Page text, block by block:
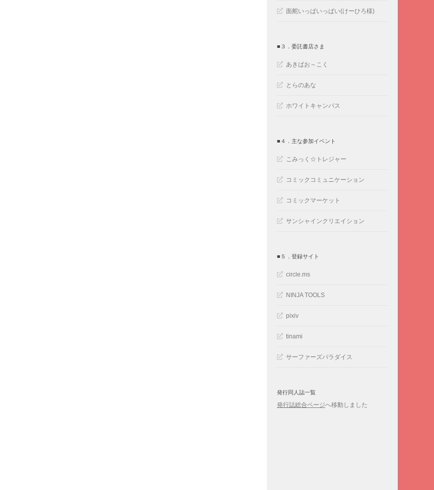
面舵いっぱいっぱい(けーひろ様)
■３．委託書店さま
あきばお～こく
とらのあな
ホワイトキャンバス
■４．主な参加イベント
こみっく☆トレジャー
コミックコミュニケーション
コミックマーケット
サンシャインクリエイション
■５．登録サイト
circle.ms
NINJA TOOLS
pixiv
tinami
サーファーズパラダイス
発行同人誌一覧
発行誌総合ページへ移動しました